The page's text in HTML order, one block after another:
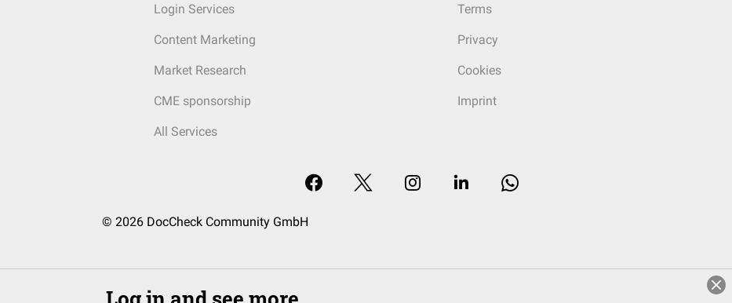
Login Services
Content Marketing
Market Research
CME sponsorship
All Services
Terms
Privacy
Cookies
Imprint
© 2026 DocCheck Community GmbH